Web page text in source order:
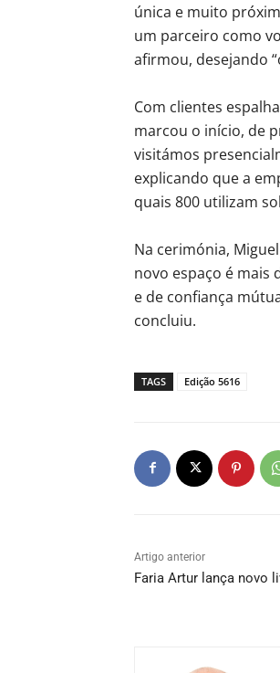
única e muito
um parceiro como
afirmou, desejando
Com clientes
marcou o início, de
visitámos
explicando que a
quais 800 utilizam
Na cerimónia,
novo espaço é mais
e de confiança
concluiu.
TAGS Edição 5616
Artigo anterior
Faria Artur lança novo